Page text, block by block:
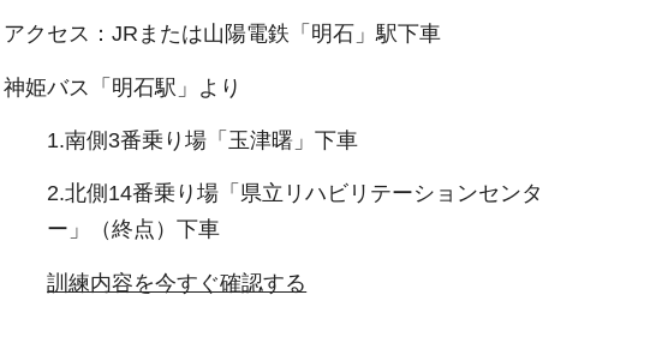
アクセス：JRまたは山陽電鉄「明石」駅下車
神姫バス「明石駅」より
1.南側3番乗り場「玉津曙」下車
2.北側14番乗り場「県立リハビリテーションセンタ
ー」（終点）下車
訓練内容を今すぐ確認する